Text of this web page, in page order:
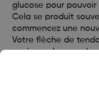
glucose pour
Cela se produit
commencez une
Votre flèche de
après quelques